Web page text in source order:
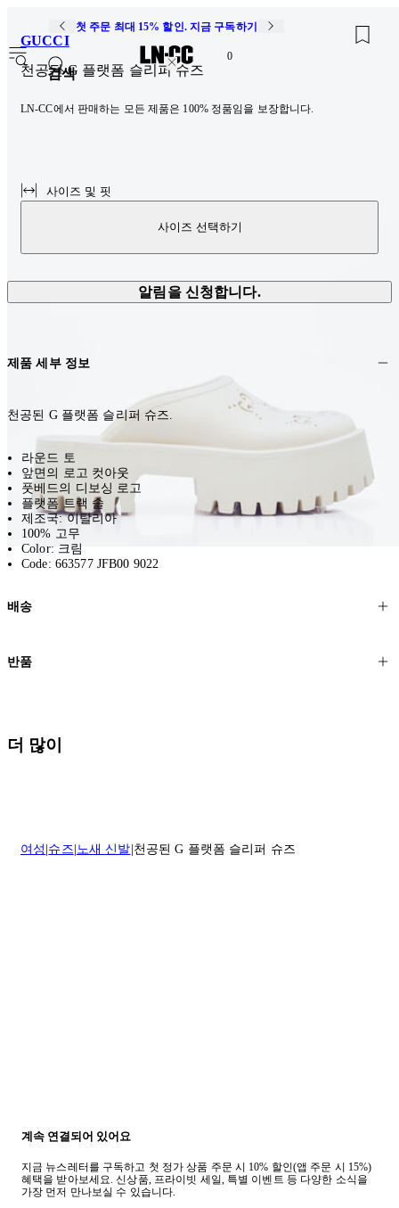
첫 주문 최대 15% 할인. 지금 구독하기
검색
0
GUCCI
천공된 G 플랫폼 슬리퍼 슈즈
LN-CC에서 판매하는 모든 제품은 100% 정품임을 보장합니다.
사이즈 및 핏
사이즈 선택하기
알림을 신청합니다.
제품 세부 정보
천공된 G 플랫폼 슬리퍼 슈즈.
라운드 토
앞면의 로고 컷아웃
풋베드의 디보싱 로고
플랫폼 트랙 솔
제조국: 이탈리아
100% 고무
Color: 크림
Code: 663577 JFB00 9022
배송
고객님의 위치에 따라 일반 배송과 익스프레스 배송을 제공합니다.
실 수 있습니다.
반품
배송일로부터 영업일 기준 30일 이내에 접수된 반품에 대해서는 기꺼
이 환불해 드리겠습니다.반품 상품은 원래 상태를 유지하고 반드시
더 많이
여성 슈즈 노새 신발 천공된 G 플랫폼 슬리퍼 슈즈
계속 연결되어 있어요
지금 뉴스레터를 구독하고 첫 정가 상품 주문 시 10% 할인(앱 주문 시 15%)
혜택을 받아보세요. 신상품, 프라이빗 세일, 특별 이벤트 등 다양한 소식을
가장 먼저 만나보실 수 있습니다.